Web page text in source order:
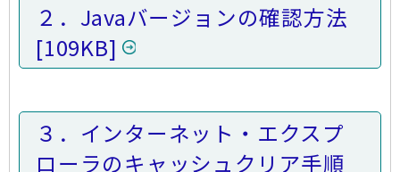
２．Javaバージョンの確認方法
109KB
３．インターネット・エクスプ
ローラのキャッシュクリア手順